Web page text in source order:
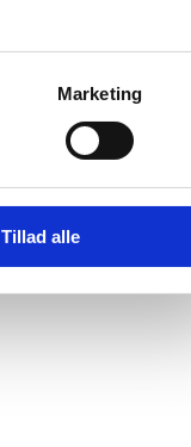
Marketing
Tillad alle